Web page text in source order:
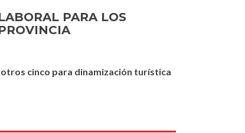
PARA LOS
cinco para dinamización turística